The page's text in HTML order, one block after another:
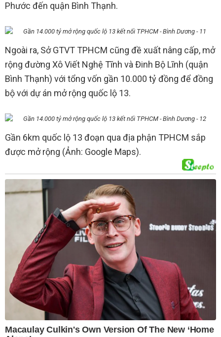
Phước đến quận Bình Thạnh.
Ngoài ra, Sở GTVT TPHCM cũng đề xuất nâng cấp, mở
rộng đường Xô Viết Nghệ Tĩnh và Đinh Bộ Lĩnh (quận
Bình Thạnh) với tổng vốn gần 10.000 tỷ đồng để đồng
bộ với dự án mở rộng quốc lộ 13.
Gần 6km quốc lộ 13 đoạn qua địa phận TPHCM sắp
được mở rộng (Ảnh: Google Maps).